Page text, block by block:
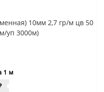
10мм 2,7 гр/м цв 50
уп 3000м)
1 м